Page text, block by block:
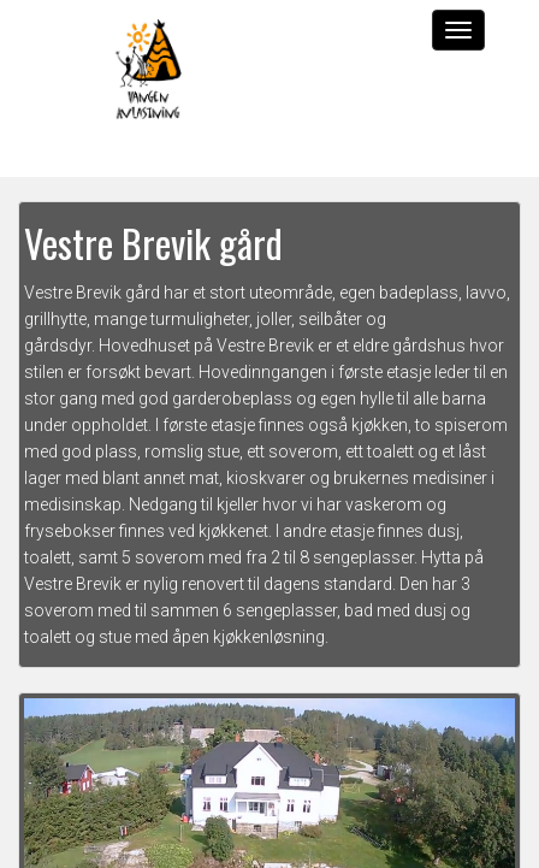
Vestre Brevik gård
Vestre Brevik gård har et stort uteområde, egen badeplass, lavvo,
grillhytte, mange turmuligheter, joller, seilbåter og
gårdsdyr. Hovedhuset på Vestre Brevik er et eldre gårdshus hvor
stilen er forsøkt bevart. Hovedinngangen i første etasje leder til en
stor gang med god garderobeplass og egen hylle til alle barna
under oppholdet. I første etasje finnes også kjøkken, to spiserom
med god plass, romslig stue, ett soverom, ett toalett og et låst
lager med blant annet mat, kioskvarer og brukernes medisiner i
medisinskap. Nedgang til kjeller hvor vi har vaskerom og
frysebokser finnes ved kjøkkenet. I andre etasje finnes dusj,
toalett, samt 5 soverom med fra 2 til 8 sengeplasser. Hytta på
Vestre Brevik er nylig renovert til dagens standard. Den har 3
soverom med til sammen 6 sengeplasser, bad med dusj og
toalett og stue med åpen kjøkkenløsning.